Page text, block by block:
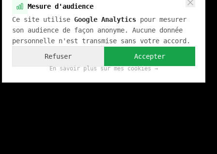
Mesure d'audience
Ce site utilise Google Analytics pour mesurer
son audience de façon anonyme. Aucune donnée
personnelle n'est transmise sans votre accord.
Refuser
Accepter
En savoir plus sur mes cookies →